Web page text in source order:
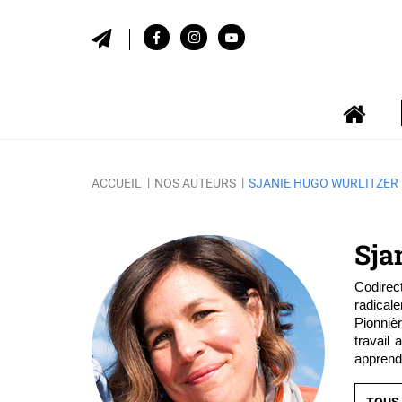
ACCUEIL NOS AUTEURS SJANIE HUGO WURLITZER
travail